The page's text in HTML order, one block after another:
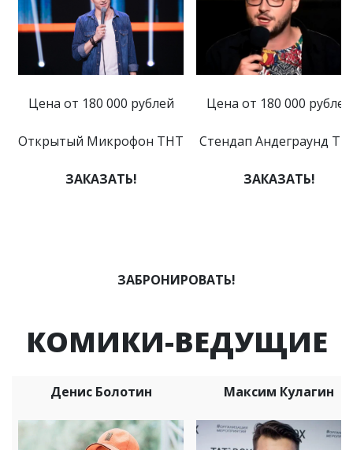
Цена от 180 000 рублей
Открытый Микрофон ТНТ
ЗАКАЗАТЬ!
Цена от 180 000 рублей
Стендап Андеграунд
ЗАКАЗАТЬ!
ЗАБРОНИРОВАТЬ!
КОМИКИ-ВЕДУЩИЕ
Денис Болотин Максим Кулагин